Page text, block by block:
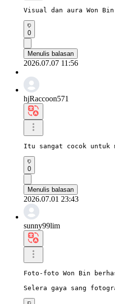
Visual dan aura Won
0
Menulis balasan
2026.07.07 11:56
hjRaccoon571
Itu sangat cocok untuk
0
Menulis balasan
2026.07.01 23:43
sunny99lim
Foto-foto Won Bin
Selera gaya sang